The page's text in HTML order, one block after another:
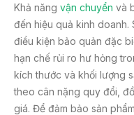
Khả năng vận chuyển và
đến hiệu quả kinh doanh.
điều kiện bảo quản đặc
hạn chế rủi ro hư hỏng
kích thước và khối lượng
theo cân nặng quy đổi,
giá. Để đảm bảo sản